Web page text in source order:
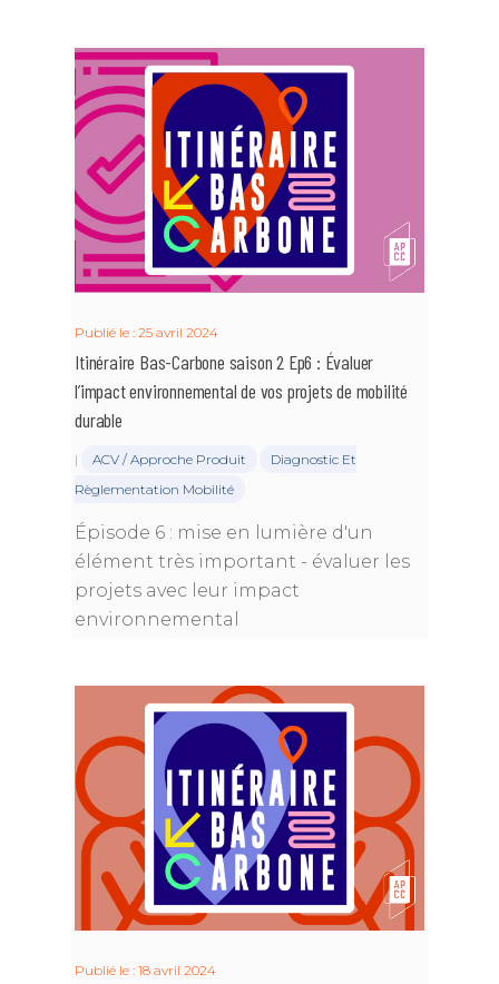
Publié le : 25 avril 2024
Itinéraire Bas-Carbone saison 2 Ep6 : Évaluer
l’impact environnemental de vos projets de mobilité
durable
| ACV / Approche Produit
Diagnostic Et
Règlementation Mobilité
Épisode 6 : mise en lumière d'un
élément très important - évaluer les
projets avec leur impact
environnemental
Publié le : 18 avril 2024